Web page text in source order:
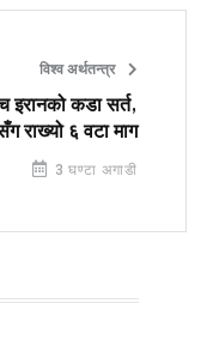
विश्व अर्थतन्त्र
कडा सर्त,
राख्यो ६ वटा माग
3 घण्टा अगाडी